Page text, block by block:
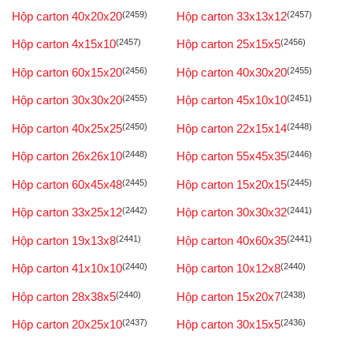
Hộp carton 40x20x20(2459) Hộp carton 33x13x12(2457)
Hộp carton 4x15x10(2457) Hộp carton 25x15x5(2456)
Hộp carton 60x15x20(2456) Hộp carton 40x30x20(2455)
Hộp carton 30x30x20(2455) Hộp carton 45x10x10(2451)
Hộp carton 40x25x25(2450) Hộp carton 22x15x14(2448)
Hộp carton 26x26x10(2448) Hộp carton 55x45x35(2446)
Hộp carton 60x45x48(2445) Hộp carton 15x20x15(2445)
Hộp carton 33x25x12(2442) Hộp carton 30x30x32(2441)
Hộp carton 19x13x8(2441) Hộp carton 40x60x35(2441)
Hộp carton 41x10x10(2440) Hộp carton 10x12x8(2440)
Hộp carton 28x38x5(2440) Hộp carton 15x20x7(2438)
Hộp carton 20x25x10(2437) Hộp carton 30x15x5(2436)